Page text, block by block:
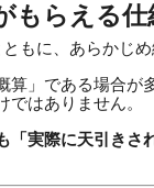
もらえる仕
もに、あらかじ
算」である場合
はありません。
「実際に天引き